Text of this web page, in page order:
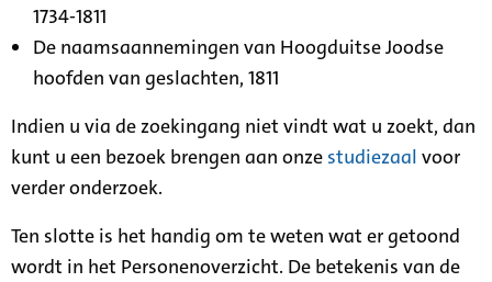
1734-1811
De naamsaannemingen van Hoogduitse Joodse
hoofden van geslachten, 1811
Indien u via de zoekingang niet vindt wat u zoekt, dan
kunt u een bezoek brengen aan onze studiezaal voor
verder onderzoek.
Ten slotte is het handig om te weten wat er getoond
wordt in het Personenoverzicht. De betekenis van de